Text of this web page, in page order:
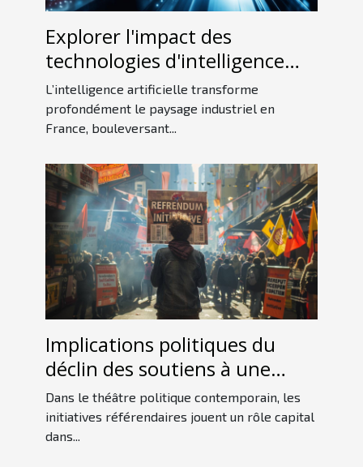
Explorer l'impact des
technologies d'intelligence
artificielle sur l'industrie
française
L’intelligence artificielle transforme
profondément le paysage industriel en
France, bouleversant...
Implications politiques du
déclin des soutiens à une
initiative référendaire
Dans le théâtre politique contemporain, les
initiatives référendaires jouent un rôle capital
dans...